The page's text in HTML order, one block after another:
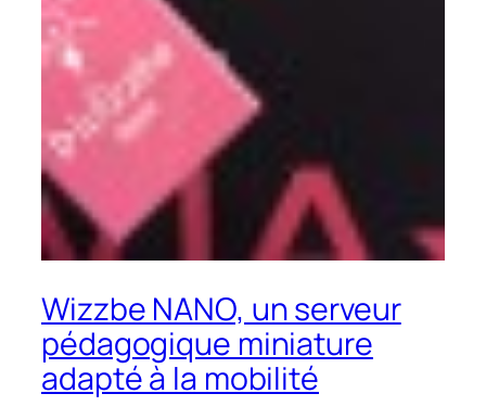
Wizzbe NANO, un serveur
pédagogique miniature
adapté à la mobilité